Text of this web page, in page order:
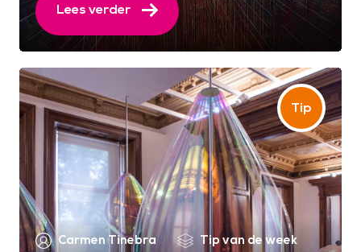
Lees verder
Carmen Tinebra Tip van de week